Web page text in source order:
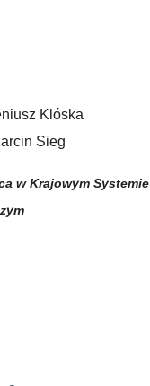
Klóska
Sieg
w Krajowym Systemie